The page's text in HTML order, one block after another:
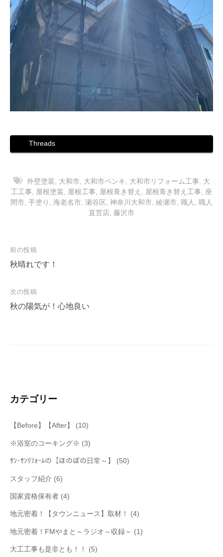
Threads
外壁塗装 大和市 大和市ペンキ 大和市リフォーム工事 大
工工事
屋根塗装 屋根工事 屋根葺き替え 屋根葺き替え工事
座
間市 手塗り 海老名市 瀬谷区 神奈川大和市 綾瀬市 職人
職人
直営店 藤沢市
投
稿
ビ
ゲ
前の投稿
秋晴れです！
次の投稿
秋の陽気が！心地良い
カテゴリー
【Before】【After】 (10)
※浴室のコーキング※ (3)
ｻﾝ･ｻﾝﾘﾌｫｰﾑの【ほのぼの日常～】 (50)
スタッフ紹介 (6)
国家資格保有者 (4)
地元密着！【タウンニュース】取材！ (4)
地元密着！FMやまと～ラジオ～収録～ (1)
大工工事も是非とも！！ (5)